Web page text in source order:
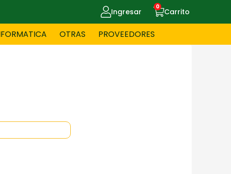
Ingresar Carrito
0
OTRAS
FITNESS
PROVEEDORES